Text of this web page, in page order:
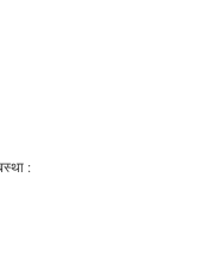
: